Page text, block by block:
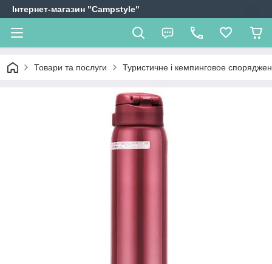
Інтернет-магазин "Campstyle"
Товари та послуги Туристичне і кемпинговое